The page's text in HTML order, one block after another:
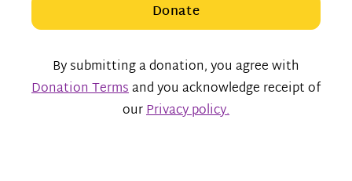
Donate
By submitting a donation, you agree with
Donation Termsand you acknowledge receipt of
ourPrivacy policy.